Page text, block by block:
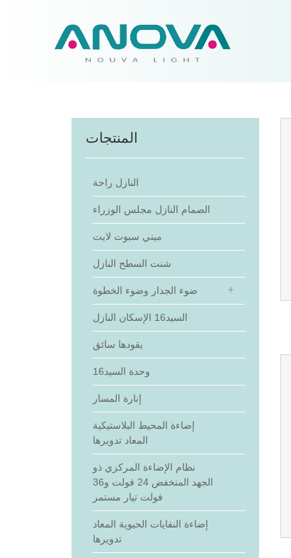
المنتجات
النازل راحة
الصمام النازل مجلس الوزراء
ميني سبوت لايت
شنت السطح النازل
ضوء الجدار وضوء الخطوة
السيد16 الإسكان النازل
يقودها سائق
وحدة السيد16
إنارة المسار
إضاءة المحيط البلاستيكية
المعاد تدويرها
نظام الإضاءة المركزي ذو
الجهد المنخفض 24 فولت و36
فولت تيار مستمر
إضاءة النفايات الحيوية المعاد
تدويرها